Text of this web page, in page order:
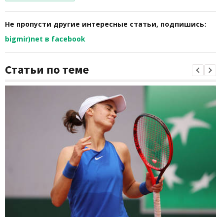
Не пропусти другие интересные статьи, подпишись:
bigmir)net в facebook
Статьи по теме